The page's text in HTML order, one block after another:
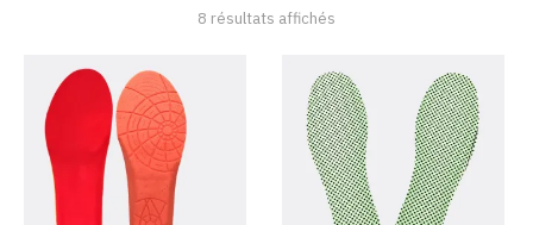
8 résultats affichés